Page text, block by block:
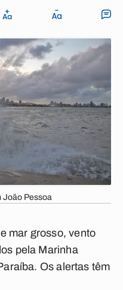
João Pessoa
mar grosso, vento
pela Marinha
Os alertas têm